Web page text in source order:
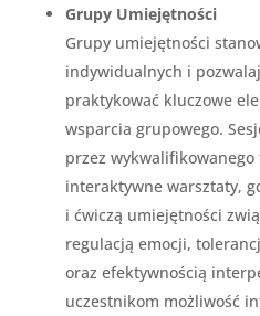
Grupy Umiejętności
Grupy umiejętności
indywidualnych i
praktykować kluczowe
wsparcia grupowego.
przez
interaktywne warsztaty,
i ćwiczą umiejętności
regulacją emocji,
oraz efektywnością
uczestnikom możliwość